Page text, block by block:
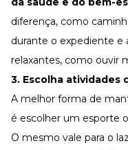
diferença, como
durante o expediente e
relaxantes, como ouvir
3. Escolha atividades
A melhor forma de
é escolher um esporte
O mesmo vale para o